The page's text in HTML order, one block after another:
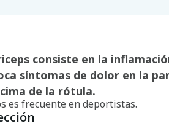
consiste en la
síntomas de dolor en la
de la rótula.
es frecuente en deportistas.